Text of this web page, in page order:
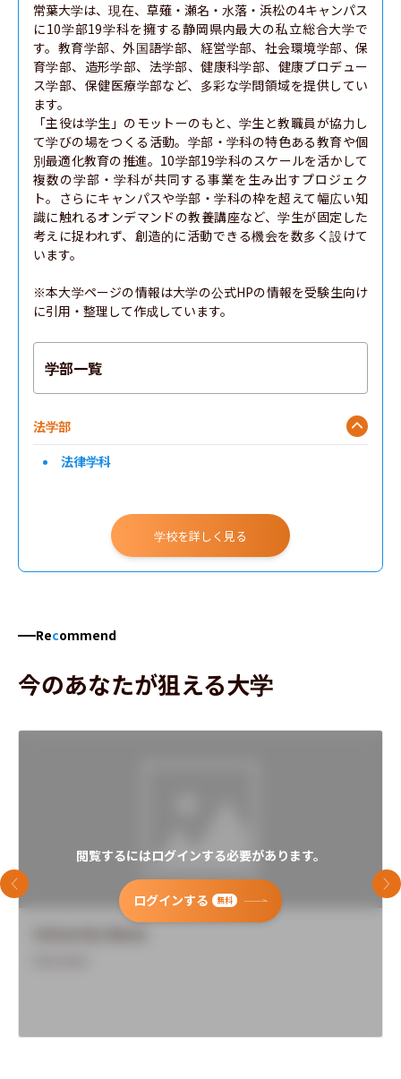
常葉大学は、現在、草薙・瀬名・水落・浜松の4キャンパス
に10学部19学科を擁する静岡県内最大の私立総合大学で
す。教育学部、外国語学部、経営学部、社会環境学部、保
育学部、造形学部、法学部、健康科学部、健康プロデュー
ス学部、保健医療学部など、多彩な学問領域を提供してい
ます。
「主役は学生」のモットーのもと、学生と教職員が協力し
て学びの場をつくる活動。学部・学科の特色ある教育や個
別最適化教育の推進。10学部19学科のスケールを活かして
複数の学部・学科が共同する事業を生み出すプロジェク
ト。さらにキャンパスや学部・学科の枠を超えて幅広い知
識に触れるオンデマンドの教養講座など、学生が固定した
考えに捉われず、創造的に活動できる機会を数多く設けて
います。
※本大学ページの情報は大学の公式HPの情報を受験生向け
に引用・整理して作成しています。
学部一覧
法学部
法律学科
学校を詳しく見る
Recommend
今のあなたが狙える大学
閲覧するにはログインする必要があります。
ログインする 無料
前のスライド 次